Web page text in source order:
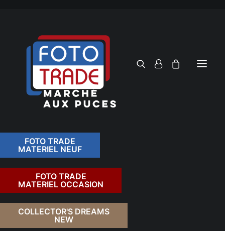
FOTO TRADE
MATERIEL NEUF
FOTO TRADE
MATERIEL OCCASION
COLLECTOR'S DREAMS
NEW
RETOUR